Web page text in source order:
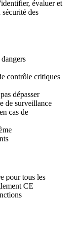
évaluer et
des
contrôle critiques
dépasser
de surveillance
cas de
pour tous les
CE